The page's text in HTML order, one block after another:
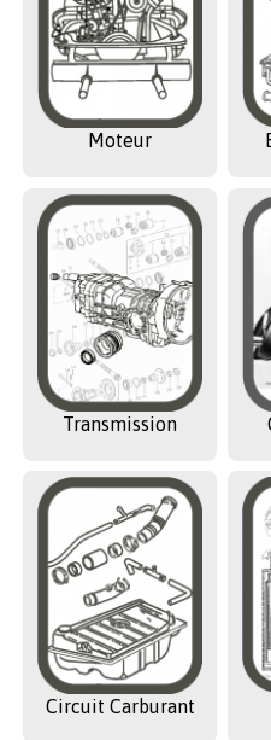
Moteur
Transmission
Circuit Carburant